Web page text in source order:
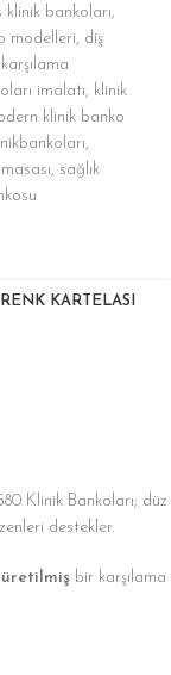
bankoları,
modelleri, diş
imalatı, klinik
klinik banko
,
, sağlık
RENK KARTELASI
Klinik Bankoları; düz
destekler.
bir karşılama